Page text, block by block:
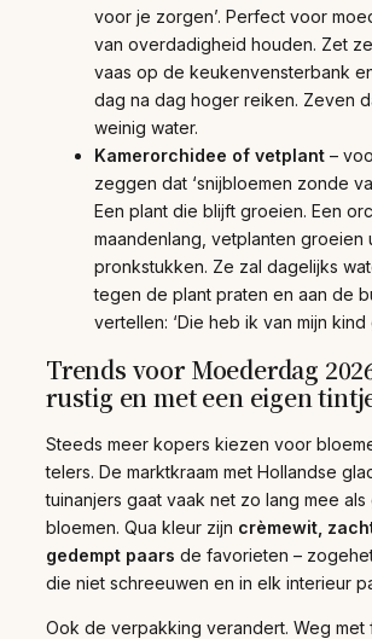
voor je zorgen’. Perfect voor
van overdadigheid houden. Zet
vaas op de keukenvensterbank
dag na dag hoger reiken. Zeven
weinig water.
Kamerorchidee of vetplant –
zeggen dat ‘snijbloemen zonde
Een plant die blijft groeien. Een
maandenlang, vetplanten groeien
pronkstukken. Ze zal dagelijks
tegen de plant praten en aan de
vertellen: ‘Die heb ik van mijn kind
Trends voor Moederdag
rustig en met een eigen
Steeds meer kopers kiezen voor
telers. De marktkraam met Hollandse
tuinanjers gaat vaak net zo lang mee
bloemen. Qua kleur zijn crèmewit,
gedempt paars de favorieten –
die niet schreeuwen en in elk interieur
Ook de verpakking verandert. Weg met